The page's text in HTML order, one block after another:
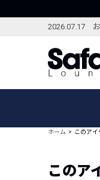
2026.07.17
ブランドから探
新着アイテム
ホーム このア
このア